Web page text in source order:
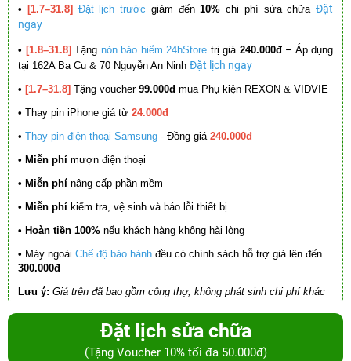
• [1.7–31.8] Đặt lịch trước giảm đến10% chi phí sửa chữa Đặt
ngay
• [1.8–31.8] Tặng nón bảo hiểm 24hStore trị giá 240.000đ – Áp dụng
tại 162A Ba Cu & 70 Nguyễn An Ninh Đặt lịch ngay
• [1.7–31.8] Tặng voucher 99.000đ mua Phụ kiện REXON & VIDVIE
• Thay pin iPhone giá từ 24.000đ
• Thay pin điện thoại Samsung - Đồng giá 240.000đ
• Miễn phí mượn điện thoại
• Miễn phí nâng cấp phần mềm
• Miễn phí kiểm tra, vệ sinh và báo lỗi thiết bị
• Hoàn tiền 100% nếu khách hàng không hài lòng
• Máy ngoài Chế độ bảo hành đều có chính sách hỗ trợ giá lên đến
300.000đ
Lưu ý: Giá trên đã bao gồm công thợ, không phát sinh chi phí khác
Đặt lịch sửa chữa
(Tặng Voucher 10% tối đa 50.000đ)